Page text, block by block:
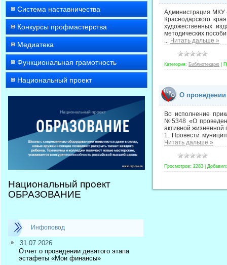
Система наставничества
Конкурсы профмастерства
Медиатека
Функциональная грамотность
Национальный проект
Национальный проект
ОБРАЗОВАНИЕ
Инфоповод
31.07.2026
Отчет о проведении девятого этапа
эстафеты «Мои финансы»
Администрация МКУ
Краснодарского
художественных
методических
... Читать дальше »
Категория: Библиотекарю
О проведении
Во исполнение
№5348 «О
активной жизненной
1. Провести
Читать дальше »
Просмотров: 2283 Добавил: